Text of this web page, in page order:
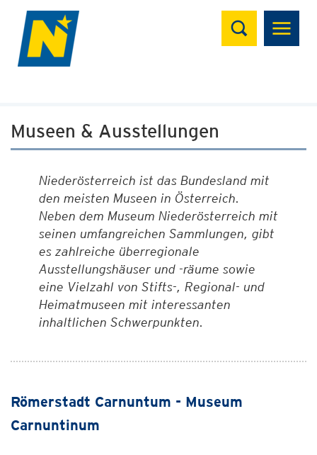
Suchen
Museen & Ausstellungen
Niederösterreich ist das Bundesland mit
den meisten Museen in Österreich.
Neben dem Museum Niederösterreich mit
seinen umfangreichen Sammlungen, gibt
es zahlreiche überregionale
Ausstellungshäuser und -räume sowie
eine Vielzahl von Stifts-, Regional- und
Heimatmuseen mit interessanten
inhaltlichen Schwerpunkten.
Römerstadt Carnuntum - Museum
Carnuntinum